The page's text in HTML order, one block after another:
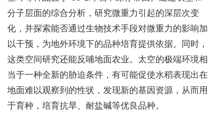
分子层面的综合分析，研究微重力引起的深层次变
化，并探索能否通过生物技术手段对微重力的影响加
以干预，为地外环境下的品种培育提供依据。同时，
这类空间研究还能反哺地面农业。太空的极端环境相
当于一种全新的胁迫条件，有可能促使水稻表现出在
地面难以观察到的性状，发现新的基因资源，从而用
于育种，培育抗旱、耐盐碱等优良品种。